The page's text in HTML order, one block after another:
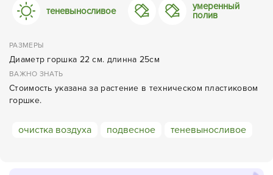
теневыносливое
умеренный
полив
РАЗМЕРЫ
Диаметр горшка 22 см. длинна 25см
ВАЖНО ЗНАТЬ
Стоимость указана за растение в техническом пластиковом
горшке.
очистка воздуха подвесное теневыносливое